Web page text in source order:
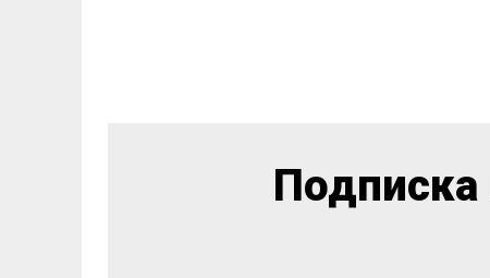
Подписка